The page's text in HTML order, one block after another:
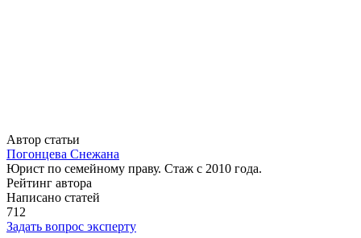
Автор статьи
Погонцева Снежана
Юрист по семейному праву. Стаж с 2010 года.
Рейтинг автора
Написано статей
712
Задать вопрос эксперту